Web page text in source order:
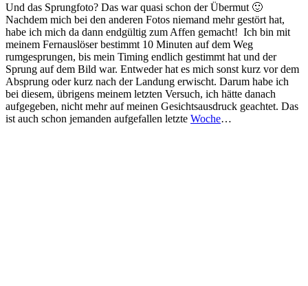
Und das Sprungfoto? Das war quasi schon der Übermut 🙂
Nachdem mich bei den anderen Fotos niemand mehr gestört hat,
habe ich mich da dann endgültig zum Affen gemacht! Ich bin mit
meinem Fernauslöser bestimmt 10 Minuten auf dem Weg
rumgesprungen, bis mein Timing endlich gestimmt hat und der
Sprung auf dem Bild war. Entweder hat es mich sonst kurz vor dem
Absprung oder kurz nach der Landung erwischt. Darum habe ich
bei diesem, übrigens meinem letzten Versuch, ich hätte danach
aufgegeben, nicht mehr auf meinen Gesichtsausdruck geachtet. Das
ist auch schon jemanden aufgefallen letzte Woche…